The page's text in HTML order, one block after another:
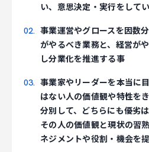
い、意思決定・実行をして
事業運営やグロースを因数
がやるべき業務と、経営が
し分業化を推進する事
事業家やリーダーを本当に
はない人の価値観や特性を
分別して、どちらにも優劣
その人の価値観と現状の習
ネジメントや役割・機会を